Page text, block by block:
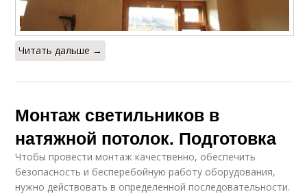
Читать дальше →
Монтаж светильников в
натяжной потолок. Подготовка
Чтобы провести монтаж качественно, обеспечить
безопасность и бесперебойную работу оборудования,
нужно действовать в определенной последовательности.